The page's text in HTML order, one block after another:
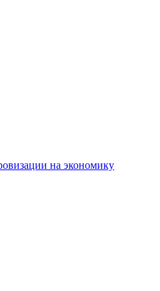
на экономику